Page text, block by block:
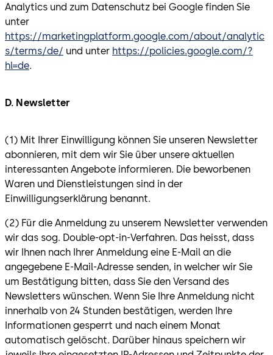
Analytics und zum Datenschutz bei Google finden Sie
unter
https://marketingplatform.google.com/about/analytic
s/terms/de/ und unter https://policies.google.com/?
hl=de.
D. Newsletter
(1) Mit Ihrer Einwilligung können Sie unseren Newsletter
abonnieren, mit dem wir Sie über unsere aktuellen
interessanten Angebote informieren. Die beworbenen
Waren und Dienstleistungen sind in der
Einwilligungserklärung benannt.
(2) Für die Anmeldung zu unserem Newsletter verwenden
wir das sog. Double-opt-in-Verfahren. Das heisst, dass
wir Ihnen nach Ihrer Anmeldung eine E-Mail an die
angegebene E-Mail-Adresse senden, in welcher wir Sie
um Bestätigung bitten, dass Sie den Versand des
Newsletters wünschen. Wenn Sie Ihre Anmeldung nicht
innerhalb von 24 Stunden bestätigen, werden Ihre
Informationen gesperrt und nach einem Monat
automatisch gelöscht. Darüber hinaus speichern wir